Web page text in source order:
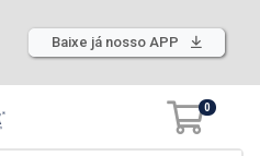
Baixe já nosso APP
0